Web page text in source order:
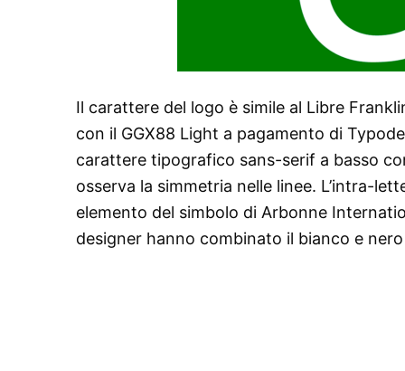
Il carattere del logo è simile al Libre
con il GGX88 Light a pagamento di
carattere tipografico sans-serif a basso
osserva la simmetria nelle linee. L’intra-
elemento del simbolo di Arbonne
designer hanno combinato il bianco e